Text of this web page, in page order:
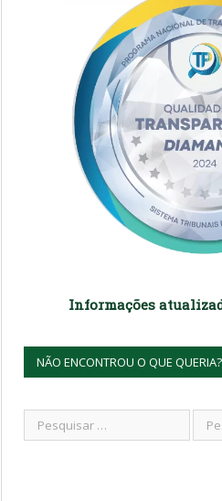
Informações
NÃO ENCONTROU O QUE QUERIA?